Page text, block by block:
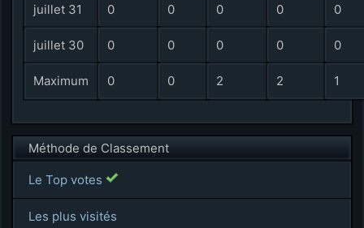
juillet 31 0 0 0 0 0
juillet 30 0 0 0 0 0
Maximum 0 0 2 2 1
Méthode de Classement
Le Top votes
Les plus visités